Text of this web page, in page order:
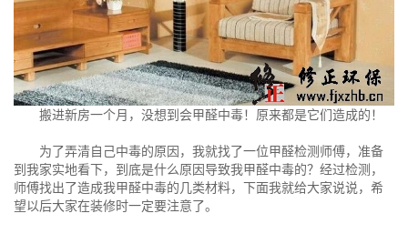
搬进新房一个月，没想到会甲醛中毒！原来都是它们造成的！
为了弄清自己中毒的原因，我就找了一位甲醛检测师傅，准备
到我家实地看下，到底是什么原因导致我甲醛中毒的？经过检测，
师傅找出了造成我甲醛中毒的几类材料，下面我就给大家说说，希
望以后大家在装修时一定要注意了。